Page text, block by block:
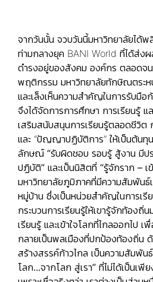
จากวันนั้น จวบวันนี้มหาวิทยาลัยได้พ
ท่ามกลางยุค BANI World ที่ได้ส่ง
ดำรงอยู่ของสังคม องค์กร ตลอดจ
พฤติกรรม มหาวิทยาลัยทักษิณตระห
และเล็งเห็นความสำคัญในการรับมื
จึงได้จัดการการศึกษา การเรียนรู้
เสริมสนับสนุนการเรียนรู้ตลอดชีวิต
และ “ปัญญาปฏิบัติการ” ให้เป็นต้น
ลักษณ์“รับผิดชอบ รอบรู้ สู้งาน มีป
ปฏิบัติ” และเป็นนิสิตที่ “รู้จักราก – เ
มหาวิทยาลัยภูมิภาคที่มีความสัมพันธ์
หมู่บ้าน ซึ่งเป็นหน่วยสำคัญในการเรี
กระบวนการเรียนรู้ให้เขารู้จักท้องถิ่
เรียนรู้ และเข้าใจโลกที่ไกลออกไป เ
กลายเป็นพลเมืองที่ปกป้องท้องถิ่น
สร้างสรรค์ก้าวไกล เป็นความสัมพัน
โลก...จากโลก สู่เรา” ที่ไม่ได้เป็นเพี